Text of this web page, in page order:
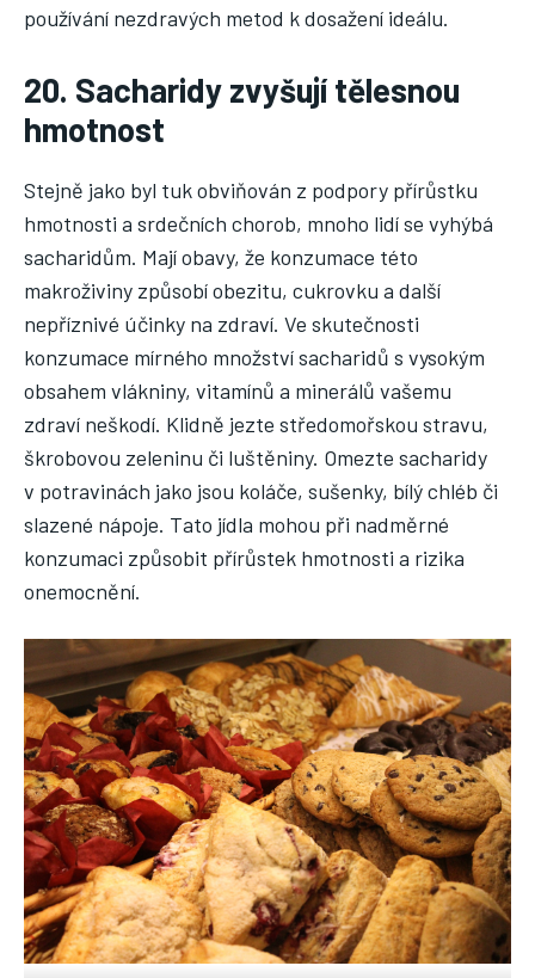
používání nezdravých metod k dosažení ideálu.
20. Sacharidy zvyšují tělesnou
hmotnost
Stejně jako byl tuk obviňován z podpory přírůstku
hmotnosti a srdečních chorob, mnoho lidí se vyhýbá
sacharidům. Mají obavy, že konzumace této
makroživiny způsobí obezitu, cukrovku a další
nepříznivé účinky na zdraví. Ve skutečnosti
konzumace mírného množství sacharidů s vysokým
obsahem vlákniny, vitamínů a minerálů vašemu
zdraví neškodí. Klidně jezte středomořskou stravu,
škrobovou zeleninu či luštěniny. Omezte sacharidy
v potravinách jako jsou koláče, sušenky, bílý chléb či
slazené nápoje. Tato jídla mohou při nadměrné
konzumaci způsobit přírůstek hmotnosti a rizika
onemocnění.